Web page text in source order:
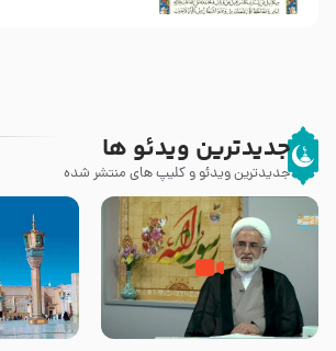
جدیدترین ویدئو ها
جدیدترین ویدئو و کلیپ های منتشر شده
مادر داعش – حجت الاسلام جباری
کیفیت
اکرم صلی